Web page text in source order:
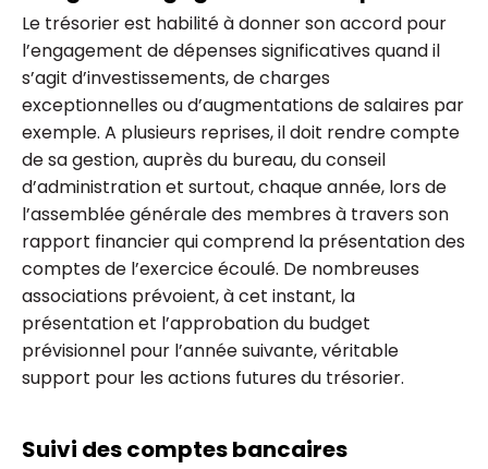
Le trésorier est habilité à donner son accord pour
l’engagement de dépenses significatives quand il
s’agit d’investissements, de charges
exceptionnelles ou d’augmentations de salaires par
exemple. A plusieurs reprises, il doit rendre compte
de sa gestion, auprès du bureau, du conseil
d’administration et surtout, chaque année, lors de
l’assemblée générale des membres à travers son
rapport financier qui comprend la présentation des
comptes de l’exercice écoulé. De nombreuses
associations prévoient, à cet instant, la
présentation et l’approbation du budget
prévisionnel pour l’année suivante, véritable
support pour les actions futures du trésorier.
Suivi des comptes bancaires